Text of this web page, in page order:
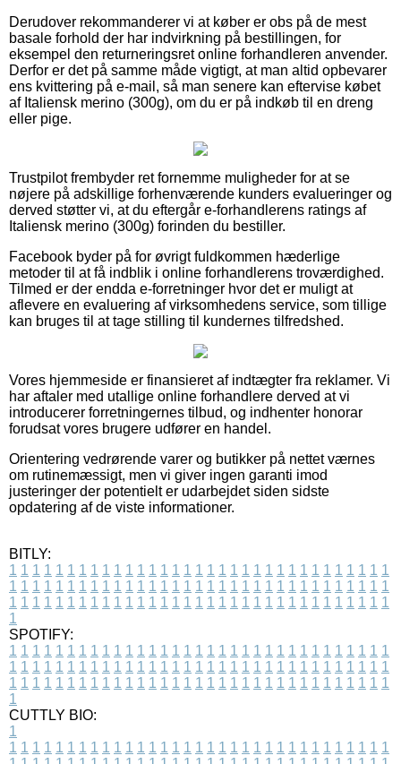
Derudover rekommanderer vi at køber er obs på de mest
basale forhold der har indvirkning på bestillingen, for
eksempel den returneringsret online forhandleren anvender.
Derfor er det på samme måde vigtigt, at man altid opbevarer
ens kvittering på e-mail, så man senere kan eftervise købet
af Italiensk merino (300g), om du er på indkøb til en dreng
eller pige.
Trustpilot frembyder ret fornemme muligheder for at se
nøjere på adskillige forhenværende kunders evalueringer og
derved støtter vi, at du eftergår e-forhandlerens ratings af
Italiensk merino (300g) forinden du bestiller.
Facebook byder på for øvrigt fuldkommen hæderlige
metoder til at få indblik i online forhandlerens troværdighed.
Tilmed er der endda e-forretninger hvor det er muligt at
aflevere en evaluering af virksomhedens service, som tillige
kan bruges til at tage stilling til kundernes tilfredshed.
Vores hjemmeside er finansieret af indtægter fra reklamer. Vi
har aftaler med utallige online forhandlere derved at vi
introducerer forretningernes tilbud, og indhenter honorar
forudsat vores brugere udfører en handel.
Orientering vedrørende varer og butikker på nettet værnes
om rutinemæssigt, men vi giver ingen garanti imod
justeringer der potentielt er udarbejdet siden sidste
opdatering af de viste informationer.
BITLY:
1 1 1 1 1 1 1 1 1 1 1 1 1 1 1 1 1 1 1 1 1 1 1 1 1 1 1 1 1 1 1 1 1
1 1 1 1 1 1 1 1 1 1 1 1 1 1 1 1 1 1 1 1 1 1 1 1 1 1 1 1 1 1 1 1 1
1 1 1 1 1 1 1 1 1 1 1 1 1 1 1 1 1 1 1 1 1 1 1 1 1 1 1 1 1 1 1 1 1
1
SPOTIFY:
1 1 1 1 1 1 1 1 1 1 1 1 1 1 1 1 1 1 1 1 1 1 1 1 1 1 1 1 1 1 1 1 1
1 1 1 1 1 1 1 1 1 1 1 1 1 1 1 1 1 1 1 1 1 1 1 1 1 1 1 1 1 1 1 1 1
1 1 1 1 1 1 1 1 1 1 1 1 1 1 1 1 1 1 1 1 1 1 1 1 1 1 1 1 1 1 1 1 1
1
CUTTLY BIO:
1
1 1 1 1 1 1 1 1 1 1 1 1 1 1 1 1 1 1 1 1 1 1 1 1 1 1 1 1 1 1 1 1 1